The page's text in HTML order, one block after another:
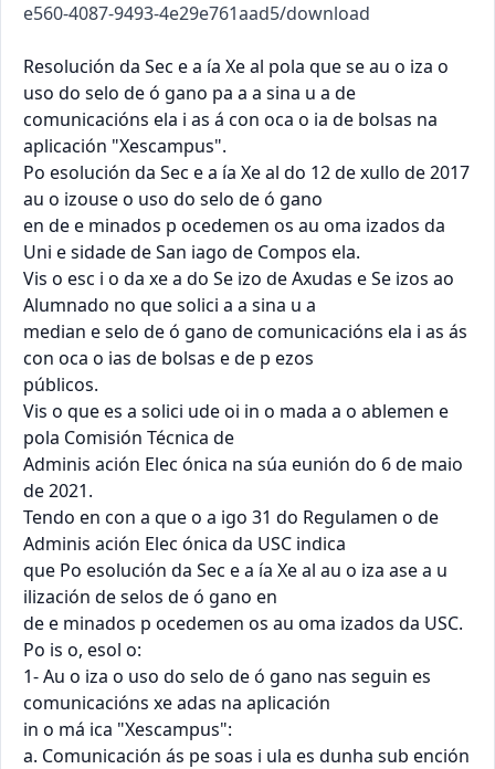
e560-4087-9493-4e29e761aad5/download
Resolución da Sec e a ía Xe al pola que se au o iza o
uso do selo de ó gano pa a a sina u a de
comunicacións ela i as á con oca o ia de bolsas na
aplicación "Xescampus".
Po esolución da Sec e a ía Xe al do 12 de xullo de 2017
au o izouse o uso do selo de ó gano
en de e minados p ocedemen os au oma izados da
Uni e sidade de San iago de Compos ela.
Vis o esc i o da xe a do Se izo de Axudas e Se izos ao
Alumnado no que solici a a sina u a
median e selo de ó gano de comunicacións ela i as ás
con oca o ias de bolsas e de p ezos
públicos.
Vis o que es a solici ude oi in o mada a o ablemen e
pola Comisión Técnica de
Adminis ación Elec ónica na súa eunión do 6 de maio
de 2021.
Tendo en con a que o a igo 31 do Regulamen o de
Adminis ación Elec ónica da USC indica
que Po esolución da Sec e a ía Xe al au o iza ase a u
ilización de selos de ó gano en
de e minados p ocedemen os au oma izados da USC.
Po is o, esol o:
1- Au o iza o uso do selo de ó gano nas seguin es
comunicacións xe adas na aplicación
in o má ica "Xescampus":
a. Comunicación ás pe soas i ula es dunha sub ención